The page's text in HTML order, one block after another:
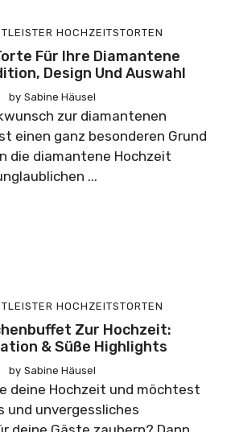
HOCHZEITSTORTEN
Für Ihre Diamantene
Design Und Auswahl
by Sabine Häusel
zur diamantenen
einen ganz besonderen Grund
die diamantene Hochzeit
...
HOCHZEITSTORTEN
Zur Hochzeit:
& Süße Highlights
by Sabine Häusel
deine Hochzeit und möchtest
und unvergessliches